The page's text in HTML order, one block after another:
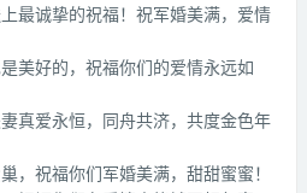
最诚挚的祝福！祝军婚美满，爱情
美好的，祝福你们的爱情永远如
真爱永恒，同舟共济，共度金色年
，祝福你们军婚美满，甜甜蜜蜜！